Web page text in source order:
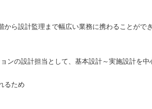
から設計監理まで幅広い業務に携わることができ
ンの設計担当として、基本設計～実施設計を
るため